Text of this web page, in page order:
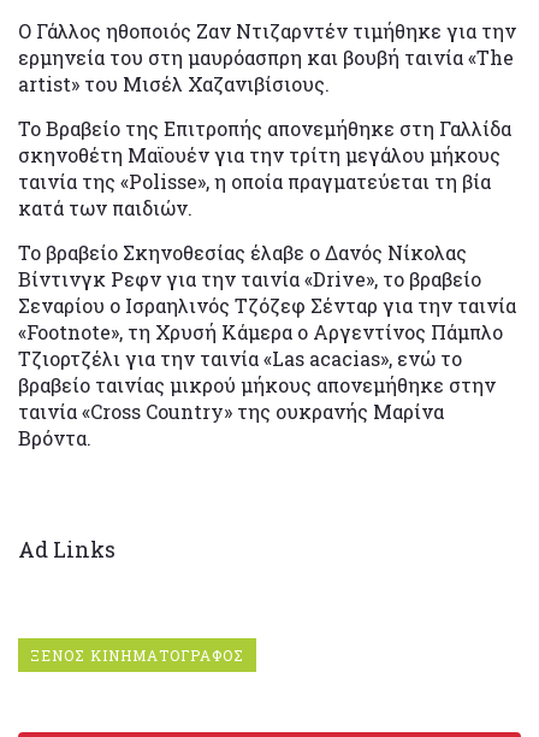
Ο Γάλλος ηθοποιός Ζαν Ντιζαρντέν τιμήθηκε για την
ερμηνεία του στη μαυρόασπρη και βουβή ταινία «The
artist» του Μισέλ Χαζανιβίσιους.
Το Βραβείο της Επιτροπής απονεμήθηκε στη Γαλλίδα
σκηνοθέτη Μαϊουέν για την τρίτη μεγάλου μήκους
ταινία της «Polisse», η οποία πραγματεύεται τη βία
κατά των παιδιών.
Το βραβείο Σκηνοθεσίας έλαβε ο Δανός Νίκολας
Βίντινγκ Ρεφν για την ταινία «Drive», το βραβείο
Σεναρίου ο Ισραηλινός Τζόζεφ Σένταρ για την ταινία
«Footnote», τη Χρυσή Κάμερα ο Αργεντίνος Πάμπλο
Τζιορτζέλι για την ταινία «Las acacias», ενώ το
βραβείο ταινίας μικρού μήκους απονεμήθηκε στην
ταινία «Cross Country» της ουκρανής Μαρίνα
Βρόντα.
Ad Links
ΞΕΝΟΣ ΚΙΝΗΜΑΤΟΓΡΑΦΟΣ